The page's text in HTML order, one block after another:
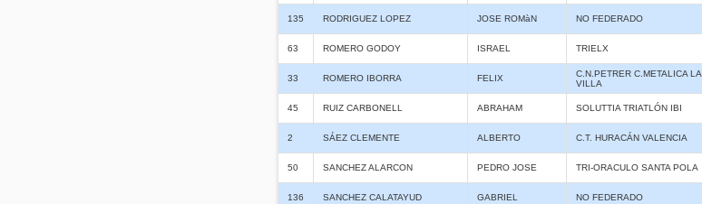
135 RODRIGUEZ LOPEZ JOSE ROMàN NO FEDERADO
63 ROMERO GODOY ISRAEL TRIELX
33 ROMERO IBORRA FELIX
C.N.PETRER C.METALICA LA
VILLA
45 RUIZ CARBONELL ABRAHAM SOLUTTIA TRIATLÓN IBI
2 SÁEZ CLEMENTE ALBERTO C.T. HURACÁN VALENCIA
50 SANCHEZ ALARCON PEDRO JOSE TRI-ORACULO SANTA POLA
136 SANCHEZ CALATAYUD GABRIEL NO FEDERADO